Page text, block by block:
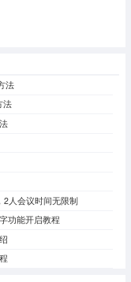
法
法
2人会议时间无限制
功能开启教程